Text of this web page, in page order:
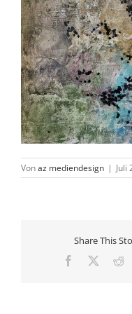
Vonaz mediendesign | Juli
Share This
Facebook